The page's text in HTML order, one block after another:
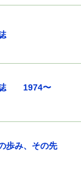
誌
誌 1974〜
み、その先